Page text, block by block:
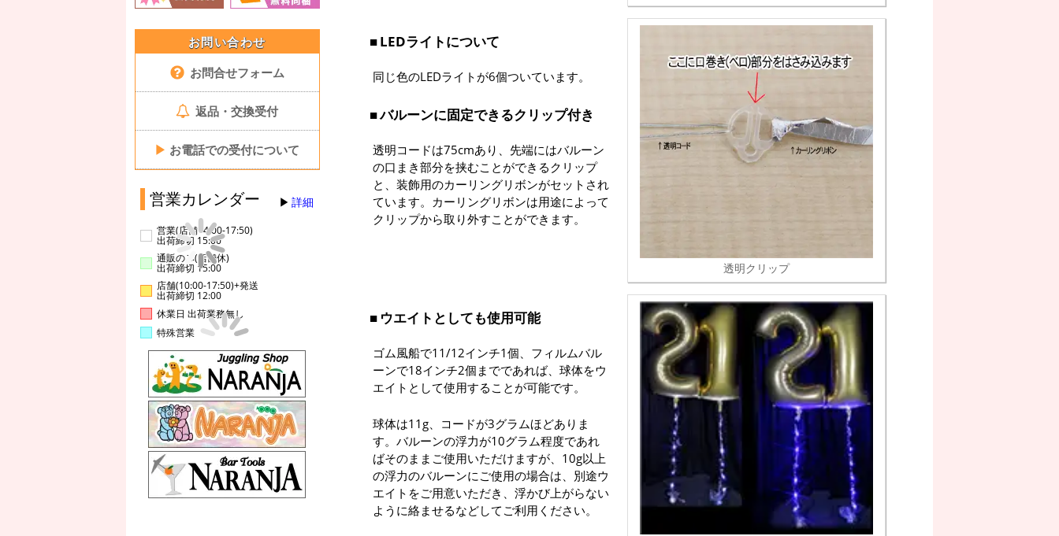
お問い合わせ
お問合せフォーム
返品・交換受付
▶ お電話での受付について
営業カレンダー 詳細
営業(店舗14:00-17:50)
出荷締切 15:00
通販のみ(店舗休)
出荷締切 15:00
店舗(10:00-17:50)+発送
出荷締切 12:00
休業日 出荷業務無し
特殊営業
透明クリップ
LEDライトについて
同じ色のLEDライトが6個ついています。
バルーンに固定できるクリップ付き
透明コードは75cmあり、先端にはバルーン
の口まき部分を挟むことができるクリップ
と、装飾用のカーリングリボンがセットされ
ています。カーリングリボンは用途によって
クリップから取り外すことができます。
ウエイトとしても使用可能
ゴム風船で11/12インチ1個、フィルムバル
ーンで18インチ2個までであれば、球体をウ
エイトとして使用することが可能です。
球体は11g、コードが3グラムほどありま
す。バルーンの浮力が10グラム程度であれ
ばそのままご使用いただけますが、10g以上
の浮力のバルーンにご使用の場合は、別途ウ
エイトをご用意いただき、浮かび上がらない
ように絡ませるなどしてご利用ください。